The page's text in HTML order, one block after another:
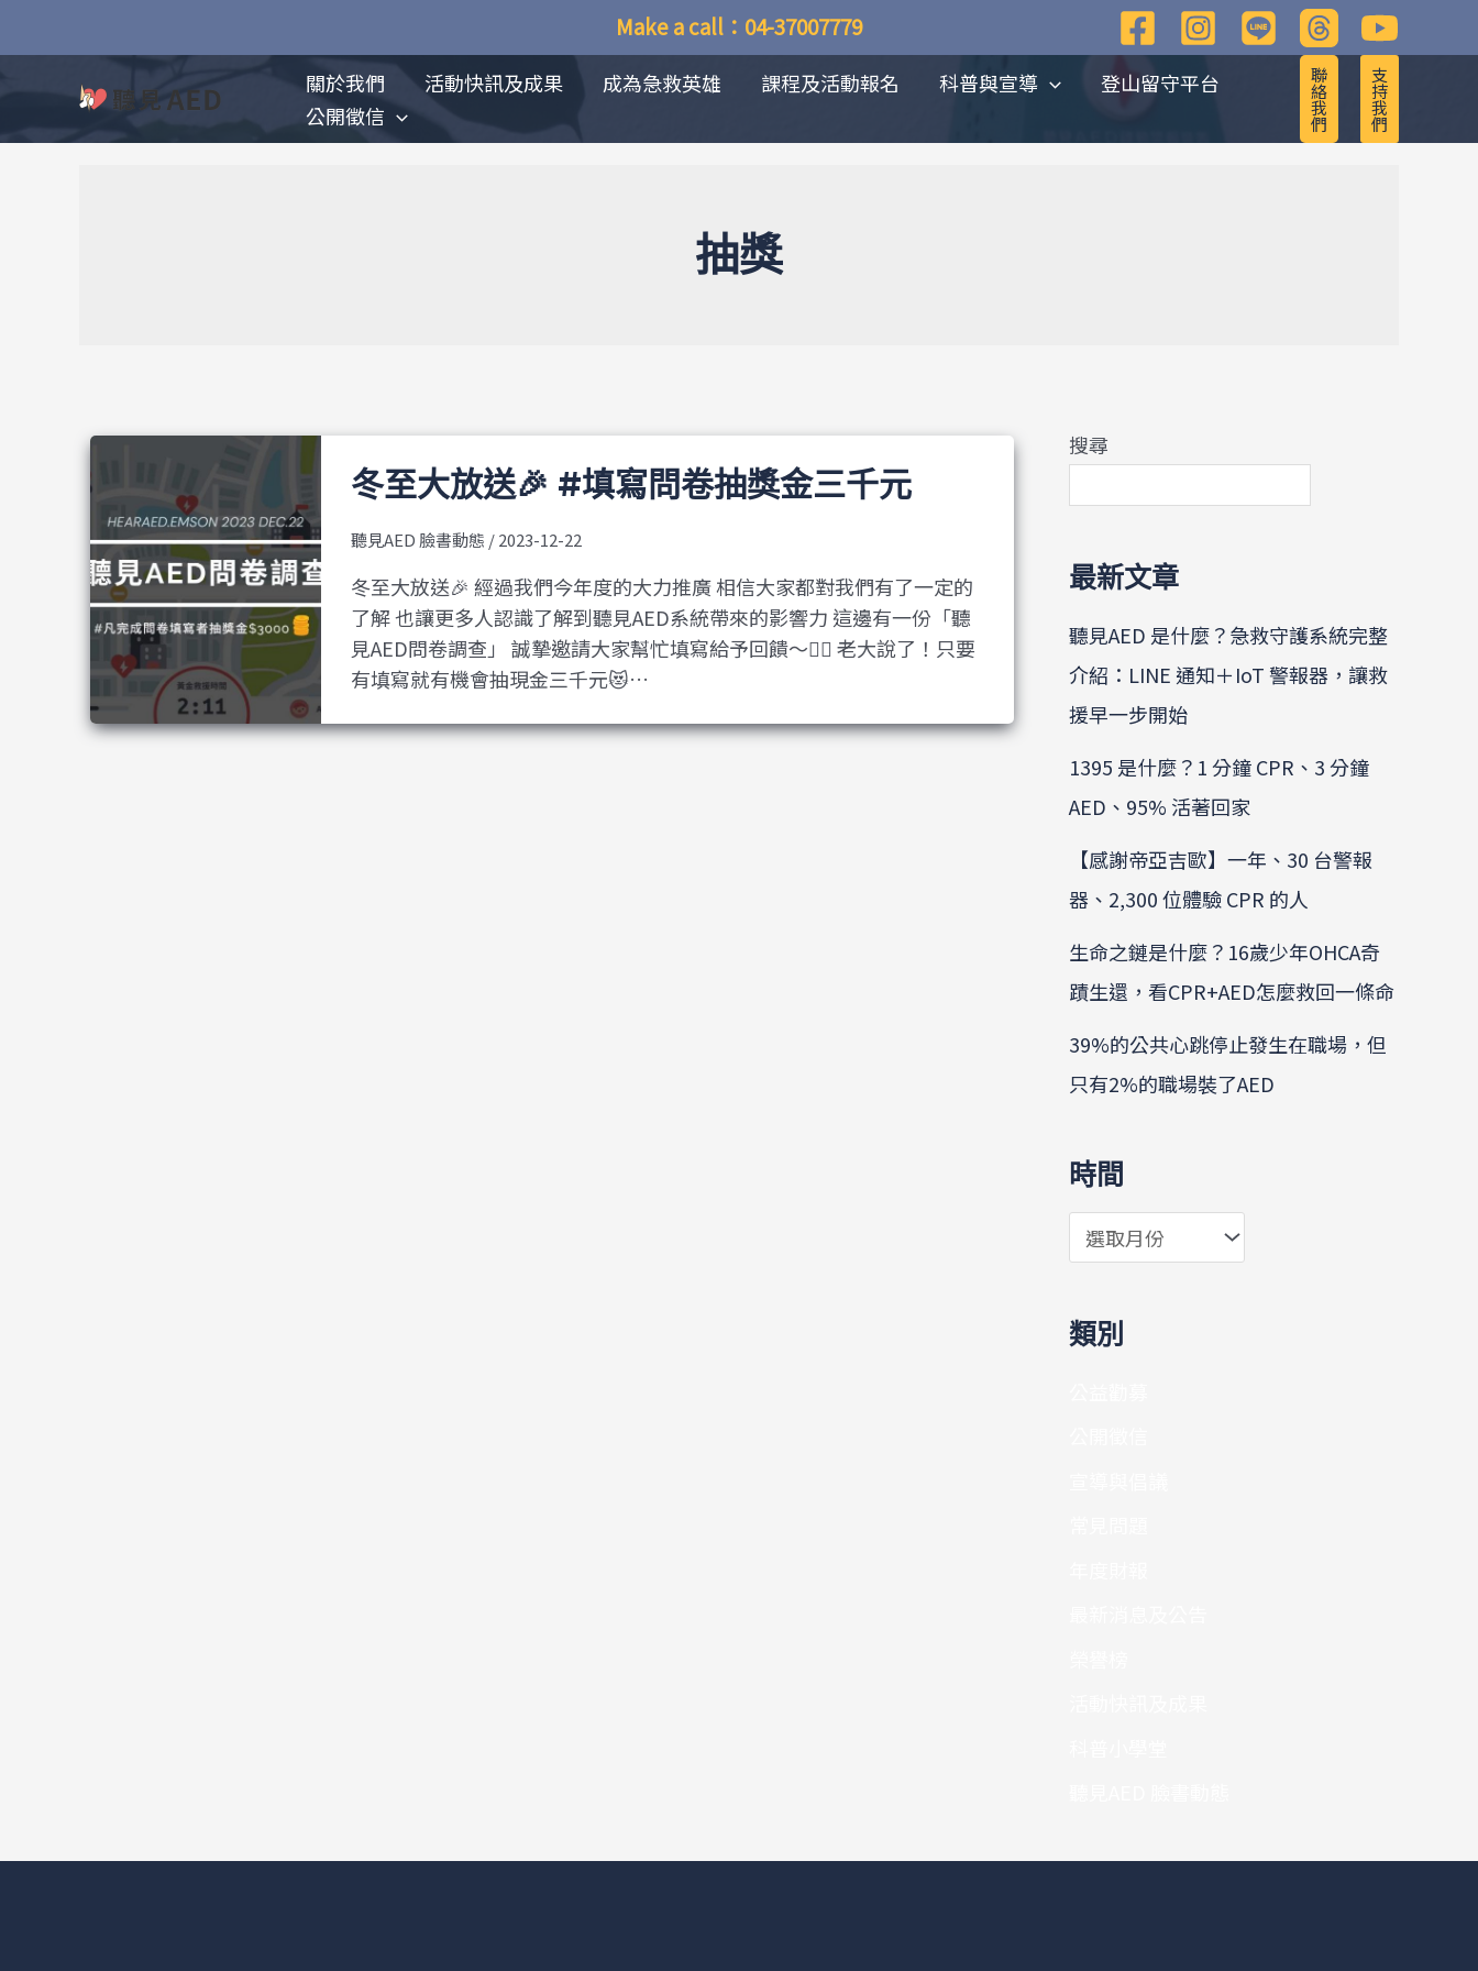
內
Make a call：04-37007779
關於我們 活動快訊及成果 成為急救英雄 課程及活動報名 科普與宣導
登山留守平台
公開徵信
聯
絡
我
們
支
持
我
們
抽獎
冬至大放送🎉 #填寫問卷抽獎金三千元
聽見AED 臉書動態 /2023-12-22
冬至大放送🎉 經過我們今年度的大力推廣 相信大家都對我們有了一定的
了解 也讓更多人認識了解到聽見AED系統帶來的影響力 這邊有一份「聽
見AED問卷調查」 誠摯邀請大家幫忙填寫給予回饋～❤️‍🔥 老大說了！只要
有填寫就有機會抽現金三千元😻…
搜尋
最新文章
聽見AED 是什麼？急救守護系統完整
介紹：LINE 通知＋IoT 警報器，讓救
援早一步開始
1395 是什麼？1 分鐘 CPR、3 分鐘
AED、95% 活著回家
【感謝帝亞吉歐】一年、30 台警報
器、2,300 位體驗 CPR 的人
生命之鏈是什麼？16歲少年OHCA奇
蹟生還，看CPR+AED怎麼救回一條命
39%的公共心跳停止發生在職場，但
只有2%的職場裝了AED
時間
整
類別